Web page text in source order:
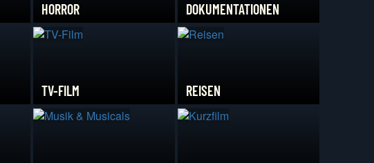
HORROR
DOKUMENTATIONEN
TV-FILM REISEN